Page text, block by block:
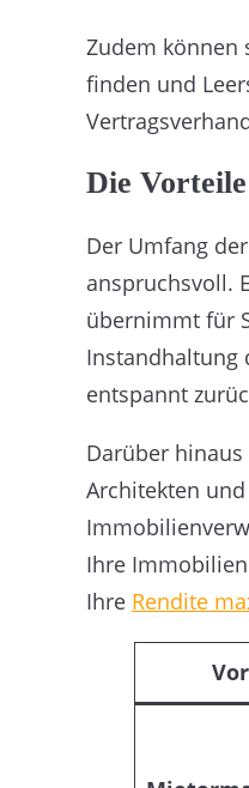
Zudem können
finden und
Die
Der Umfang
anspruchsvoll.
übernimmt für
Instandhaltung
entspannt
Darüber
Architekten
Ihre
Ihre Rendite